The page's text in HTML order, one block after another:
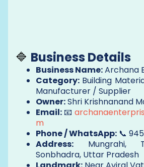
🔷 Business Details
Business Name:Archana
Category: Building
Manufacturer / Supplier
Owner:Shri Krishnanand
Email: 📧
m
Phone / WhatsApp: 📞
Address: Mungrahi,
Sonbhadra, Uttar Pradesh